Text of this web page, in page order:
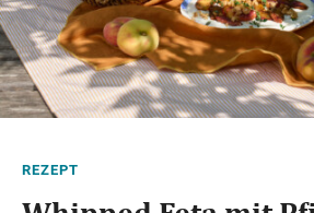
Freitag
FREITAG
Samstag
SAMSTAG
REZEPT